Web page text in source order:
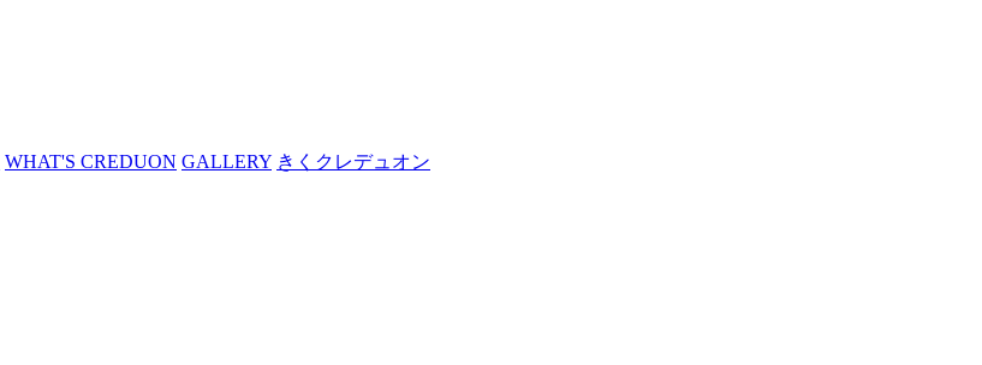
WHAT'S CREDUON GALLERY きくクレデュオン